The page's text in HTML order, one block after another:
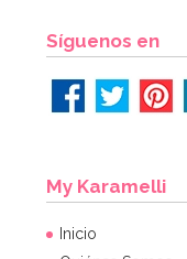
Síguenos en
My Karamelli
Inicio